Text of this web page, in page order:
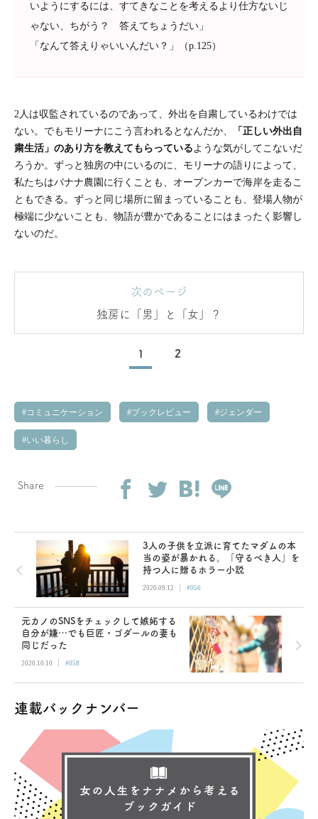
いようにするには、すてきなことを考えるより仕方ないじ
ゃない、ちがう？ 答えてちょうだい」
「なんて答えりゃいいんだい？」（p.125）
2人は収監されているのであって、外出を自粛しているわけでは
ない。でもモリーナにこう言われるとなんだか、
「正しい外出自
粛生活」のあり方を教えてもらっている ような気がしてこないだ
ろうか。ずっと独房の中にいるのに、モリーナの語りによって、
私たちはバナナ農園に行くことも、オープンカーで海岸を走るこ
ともできる。ずっと同じ場所に留まっていることも、登場人物が
極端に少ないことも、物語が豊かであることにはまったく影響し
ないのだ。
次のページ
独房に「男」と「女」？
1 2
コミュニケーション ブックレビュー ジェンダー
いい暮らし
Share
3人の子供を立派に育てたマダムの本
当の姿が暴かれる。「守るべき人」を
持つ人に贈るホラー小説
2020.09.12 | #056
元カノのSNSをチェックして嫉妬する
自分が嫌…でも巨匠・ゴダールの妻も
同じだった
2020.10.10 | #058
連載バックナンバー